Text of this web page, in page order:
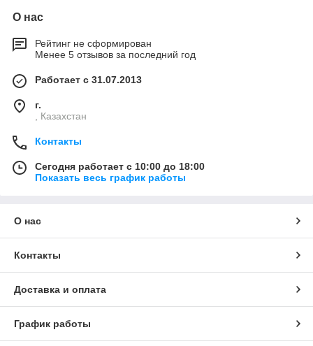
О нас
Рейтинг не сформирован
Менее 5 отзывов за последний год
Работает с 31.07.2013
г.
, Казахстан
Контакты
Сегодня работает с 10:00 до 18:00
Показать весь график работы
О нас
Контакты
Доставка и оплата
График работы